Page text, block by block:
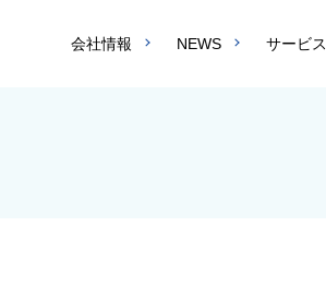
会社情報 NEWS サービス